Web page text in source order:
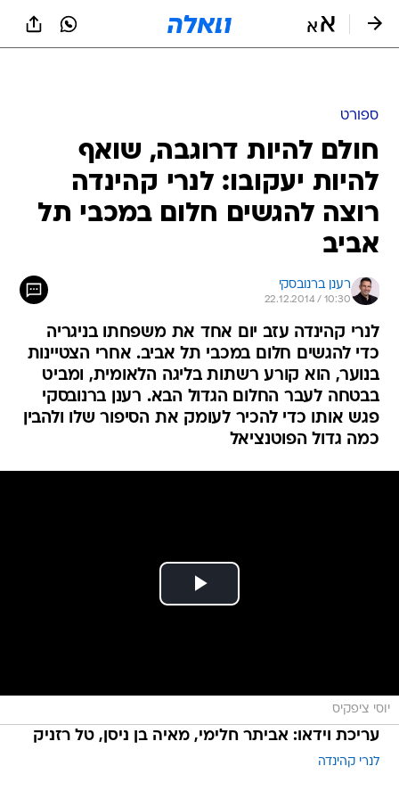
ספורט
חולם להיות דרוגבה, שואף
להיות יעקובו: לנרי קהינדה
רוצה להגשים חלום במכבי תל
אביב
רענן ברנובסקי
22.12.2014 / 10:30
לנרי קהינדה עזב יום אחד את משפחתו בניגריה
כדי להגשים חלום במכבי תל אביב. אחרי הצטיינות
בנוער, הוא קורע רשתות בליגה הלאומית, ומביט
בבטחה לעבר החלום הגדול הבא. רענן ברנובסקי
פגש אותו כדי להכיר לעומק את הסיפור שלו ולהבין
כמה גדול הפוטנציאל
יוסי ציפקיס
עריכת וידאו: אביתר חלימי, מאיה בן ניסן, טל רזניק
לנרי קהינדה